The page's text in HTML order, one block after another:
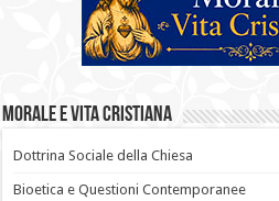
Morale e Vita Cristiana
Dottrina Sociale della Chiesa
Bioetica e Questioni Contemporanee